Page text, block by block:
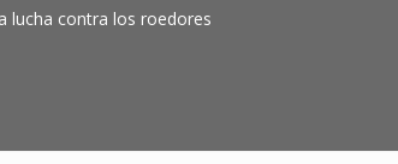
lucha contra los roedores